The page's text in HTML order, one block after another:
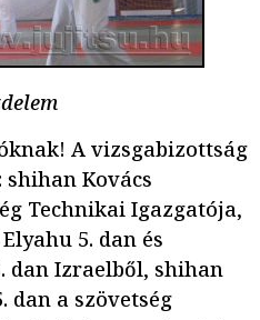
A vizsgabizottság
Kovács
Technikai Igazgatója,
5. dan és
dan Izraelből, shihan
dan a szövetség